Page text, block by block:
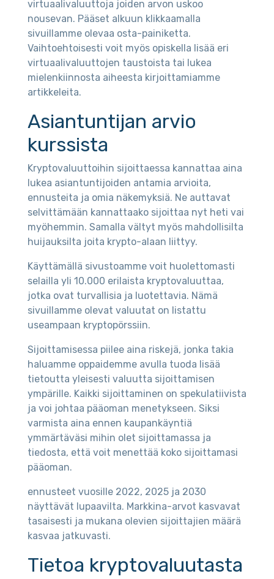
virtuaalivaluuttoja joiden arvon uskoo
nousevan. Pääset alkuun klikkaamalla
sivuillamme olevaa osta-painiketta.
Vaihtoehtoisesti voit myös opiskella lisää eri
virtuaalivaluuttojen taustoista tai lukea
mielenkiinnosta aiheesta kirjoittamiamme
artikkeleita.
Asiantuntijan arvio
kurssista
Kryptovaluuttoihin sijoittaessa kannattaa aina
lukea asiantuntijoiden antamia arvioita,
ennusteita ja omia näkemyksiä. Ne auttavat
selvittämään kannattaako sijoittaa nyt heti vai
myöhemmin. Samalla vältyt myös mahdollisilta
huijauksilta joita krypto-alaan liittyy.
Käyttämällä sivustoamme voit huolettomasti
selailla yli 10.000 erilaista kryptovaluuttaa,
jotka ovat turvallisia ja luotettavia. Nämä
sivuillamme olevat valuutat on listattu
useampaan kryptopörssiin.
Sijoittamisessa piilee aina riskejä, jonka takia
haluamme oppaidemme avulla tuoda lisää
tietoutta yleisesti valuutta sijoittamisen
ympärille. Kaikki sijoittaminen on spekulatiivista
ja voi johtaa pääoman menetykseen. Siksi
varmista aina ennen kaupankäyntiä
ymmärtäväsi mihin olet sijoittamassa ja
tiedosta, että voit menettää koko sijoittamasi
pääoman.
ennusteet vuosille 2022, 2025 ja 2030
näyttävät lupaavilta. Markkina-arvot kasvavat
tasaisesti ja mukana olevien sijoittajien määrä
kasvaa jatkuvasti.
Tietoa kryptovaluutasta